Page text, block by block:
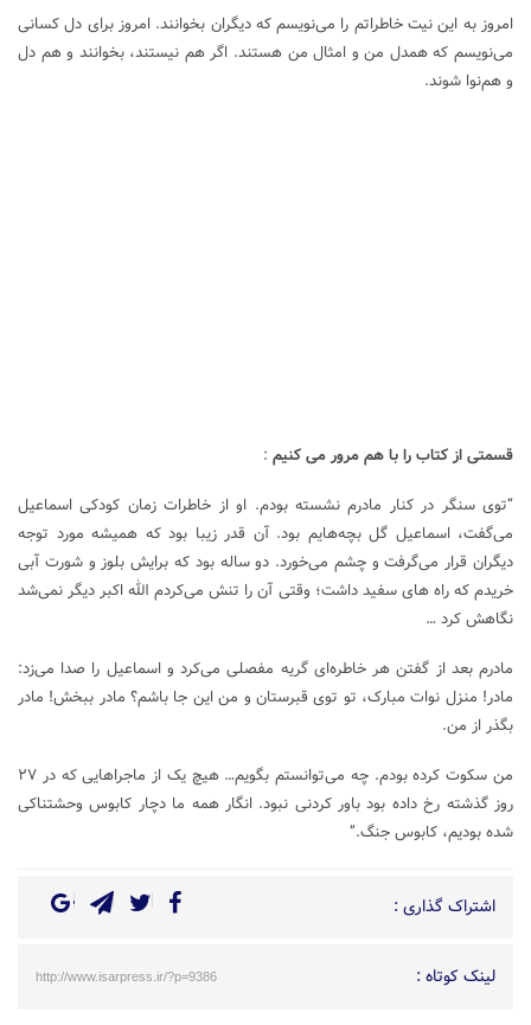
امروز به این نیت خاطراتم را می‌نویسم که دیگران بخوانند. امروز برای دل کسانی
می‌نویسم که همدل من و امثال من هستند. اگر هم نیستند، بخوانند و هم دل
و هم‌نوا شوند.
قسمتی از کتاب را با هم مرور می کنیم :
“توی سنگر در کنار مادرم نشسته بودم. او از خاطرات زمان کودکی اسماعیل
می‌گفت، اسماعیل گل بچه‌هایم بود. آن قدر زیبا بود که همیشه مورد توجه
دیگران قرار می‌گرفت و چشم می‌خورد. دو ساله بود که برایش بلوز و شورت آبی
خریدم که راه های سفید داشت؛ وقتی آن را تنش می‌کردم الله اکبر دیگر نمی‌شد
نگاهش کرد …
مادرم بعد از گفتن هر خاطره‌ای گریه مفصلی می‌کرد و اسماعیل را صدا می‌زد:
مادر! منزل نوات مبارک، تو توی قبرستان و من این جا باشم؟ مادر ببخش! مادر
بگذر از من.
من سکوت کرده بودم. چه می‌توانستم بگویم… هیچ یک از ماجراهایی که در ۲۷
روز گذشته رخ داده بود باور کردنی نبود. انگار همه ما دچار کابوس وحشتناکی
شده بودیم، کابوس جنگ.”
اشتراک گذاری :
لینک کوتاه : http://www.isarpress.ir/?p=9386